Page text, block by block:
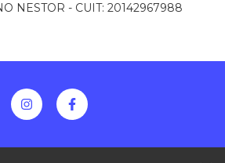
NESTOR - CUIT: 20142967988